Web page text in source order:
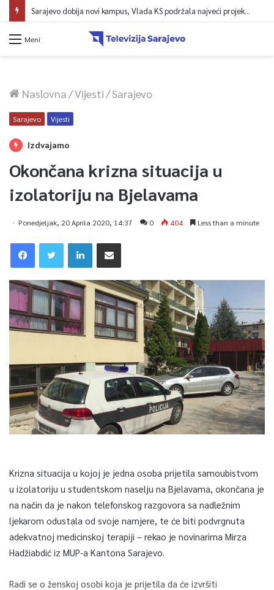
Sarajevo dobija novi kampus, Vlada KS podržala najveći projekt u historiji UNSA
Meni
Naslovna/Vijesti/Sarajevo
Sarajevo Vijesti
Izdvajamo
Okončana krizna situacija u
izolatoriju na Bjelavama
Ponedjeljak, 20 Aprila 2020, 14:37 0 404 Less than a minute
Krizna situacija u kojoj je jedna osoba prijetila samoubistvom
u izolatoriju u studentskom naselju na Bjelavama, okončana je
na način da je nakon telefonskog razgovora sa nadležnim
ljekarom odustala od svoje namjere, te će biti podvrgnuta
adekvatnoj medicinskoj terapiji – rekao je novinarima Mirza
Hadžiabdić iz MUP-a Kantona Sarajevo.
Radi se o ženskoj osobi koja je prijetila da će izvršiti